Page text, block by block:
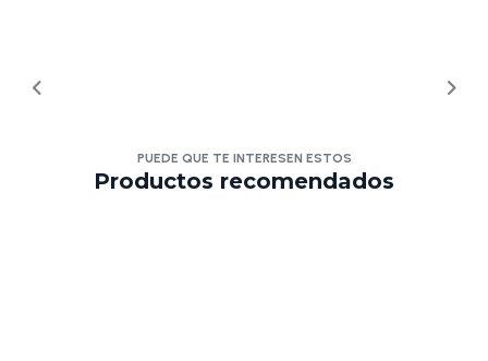
PUEDE QUE TE INTERESEN ESTOS
Productos recomendados